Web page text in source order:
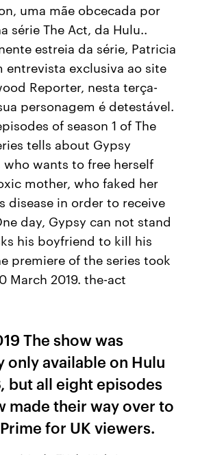
uma mãe obcecada por
série The Act, da Hulu..
estreia da série, Patricia
entrevista exclusiva ao site
Reporter, nesta terça-
personagem é detestável.
of season 1 of The
tells about Gypsy
who wants to free herself
mother, who faked her
disease in order to receive
day, Gypsy can not stand
his boyfriend to kill his
premiere of the series took
March 2019. the-act
The show was
only available on Hulu
but all eight episodes
made their way over to
for UK viewers.